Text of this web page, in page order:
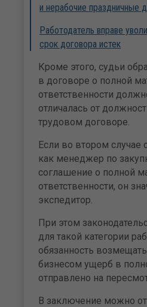
и нерабочие праздничные
Работодатель вправе
срок договора истек
Кроме этого, судьи
в договоре о полной
ответственности
отличалась от
трудовом договоре.
Если во втором случае
как менеджер по
соглашение о полной
ответственности, он
экспедитор.
При этом
для такой категории
обязанность
бизнесом ущерб в
отправлено на
В заключение можно